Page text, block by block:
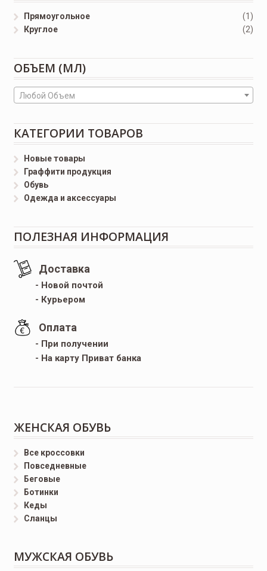
Прямоугольное
(1)
Круглое
(2)
ОБЪЕМ (МЛ)
Любой Объем
КАТЕГОРИИ ТОВАРОВ
Новые товары
Граффити продукция
Обувь
Одежда и аксессуары
ПОЛЕЗНАЯ ИНФОРМАЦИЯ
Доставка
- Новой почтой
- Курьером
Оплата
- При получении
- На карту Приват банка
ЖЕНСКАЯ ОБУВЬ
Все кроссовки
Повседневные
Беговые
Ботинки
Кеды
Сланцы
МУЖСКАЯ ОБУВЬ